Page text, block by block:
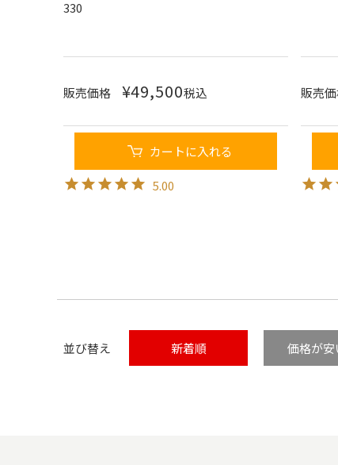
330
販売価格 ¥49,500税込
カートに入れる
5.00
販売
並び替え 新着順 価格が安